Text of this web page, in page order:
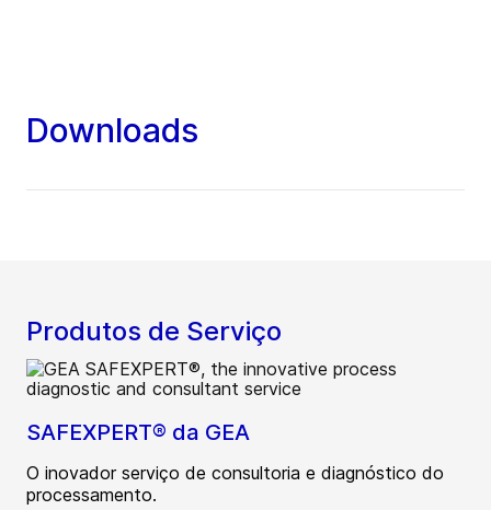
Downloads
Produtos de Serviço
SAFEXPERT® da GEA
O inovador serviço de consultoria e diagnóstico do
processamento.